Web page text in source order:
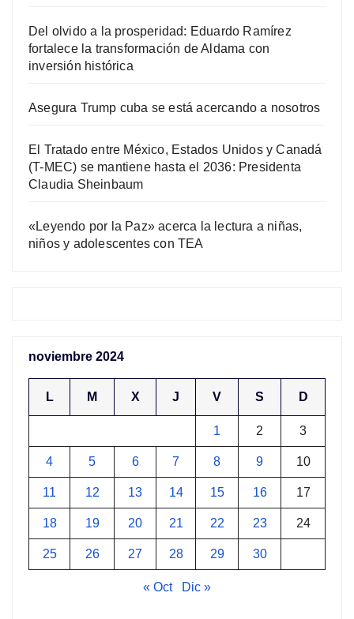
Del olvido a la prosperidad: Eduardo Ramírez
fortalece la transformación de Aldama con
inversión histórica
Asegura Trump cuba se está acercando a nosotros
El Tratado entre México, Estados Unidos y Canadá
(T-MEC) se mantiene hasta el 2036: Presidenta
Claudia Sheinbaum
«Leyendo por la Paz» acerca la lectura a niñas,
niños y adolescentes con TEA
noviembre 2024
L M X J V S D
1 2 3
4 5 6 7 8 9 10
11 12 13 14 15 16 17
18 19 20 21 22 23 24
25 26 27 28 29 30
« Oct Dic »